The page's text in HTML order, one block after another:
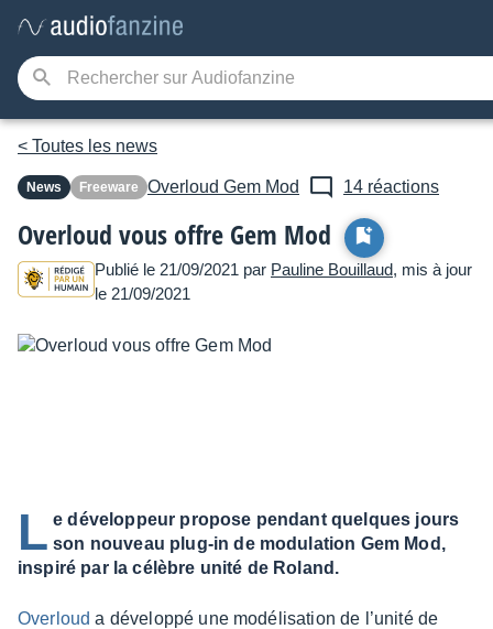
< Toutes les news
News Freeware Overloud Gem Mod 14 réactions
Overloud vous offre Gem Mod
Publié le 21/09/2021 par Pauline Bouillaud, mis à jour
le 21/09/2021
L e développeur propose pendant quelques jours
son nouveau plug-in de modulation Gem Mod,
inspiré par la célèbre unité de Roland.
Over­loud a déve­loppé une modé­li­sa­tion de l’unité de